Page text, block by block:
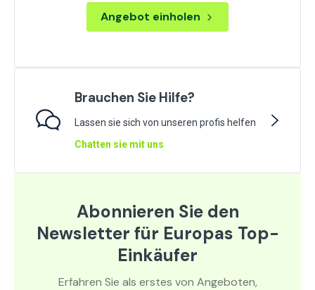
Angebot einholen
Brauchen Sie Hilfe?
Lassen sie sich von unseren profis helfen
Chatten sie mit uns
Abonnieren Sie den
Newsletter für Europas Top-
Einkäufer
Erfahren Sie als erstes von Angeboten,